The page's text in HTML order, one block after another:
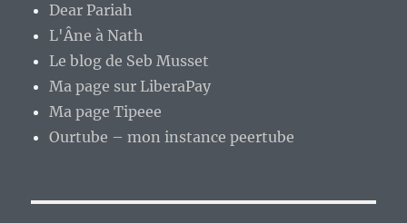
Dear Pariah
L'Âne à Nath
Le blog de Seb Musset
Ma page sur LiberaPay
Ma page Tipeee
Ourtube – mon instance peertube